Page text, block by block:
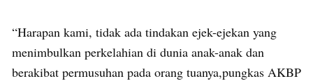
“Harapan kami, tidak ada tindakan ejek-ejekan yang
menimbulkan perkelahian di dunia anak-anak dan
berakibat permusuhan pada orang tuanya,pungkas AKBP